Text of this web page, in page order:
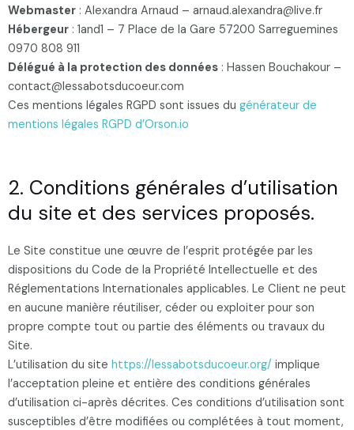
Webmaster : Alexandra Arnaud – arnaud.alexandra@live.fr
Hébergeur : 1and1 – 7 Place de la Gare 57200 Sarreguemines
0970 808 911
Délégué à la protection des données : Hassen Bouchakour –
contact@lessabotsducoeur.com
Ces mentions légales RGPD sont issues du générateur de
mentions légales RGPD d’Orson.io
2. Conditions générales d’utilisation
du site et des services proposés.
Le Site constitue une œuvre de l’esprit protégée par les
dispositions du Code de la Propriété Intellectuelle et des
Réglementations Internationales applicables. Le Client ne peut
en aucune manière réutiliser, céder ou exploiter pour son
propre compte tout ou partie des éléments ou travaux du
Site.
L’utilisation du site https://lessabotsducoeur.org/ implique
l’acceptation pleine et entière des conditions générales
d’utilisation ci-après décrites. Ces conditions d’utilisation sont
susceptibles d’être modifiées ou complétées à tout moment,